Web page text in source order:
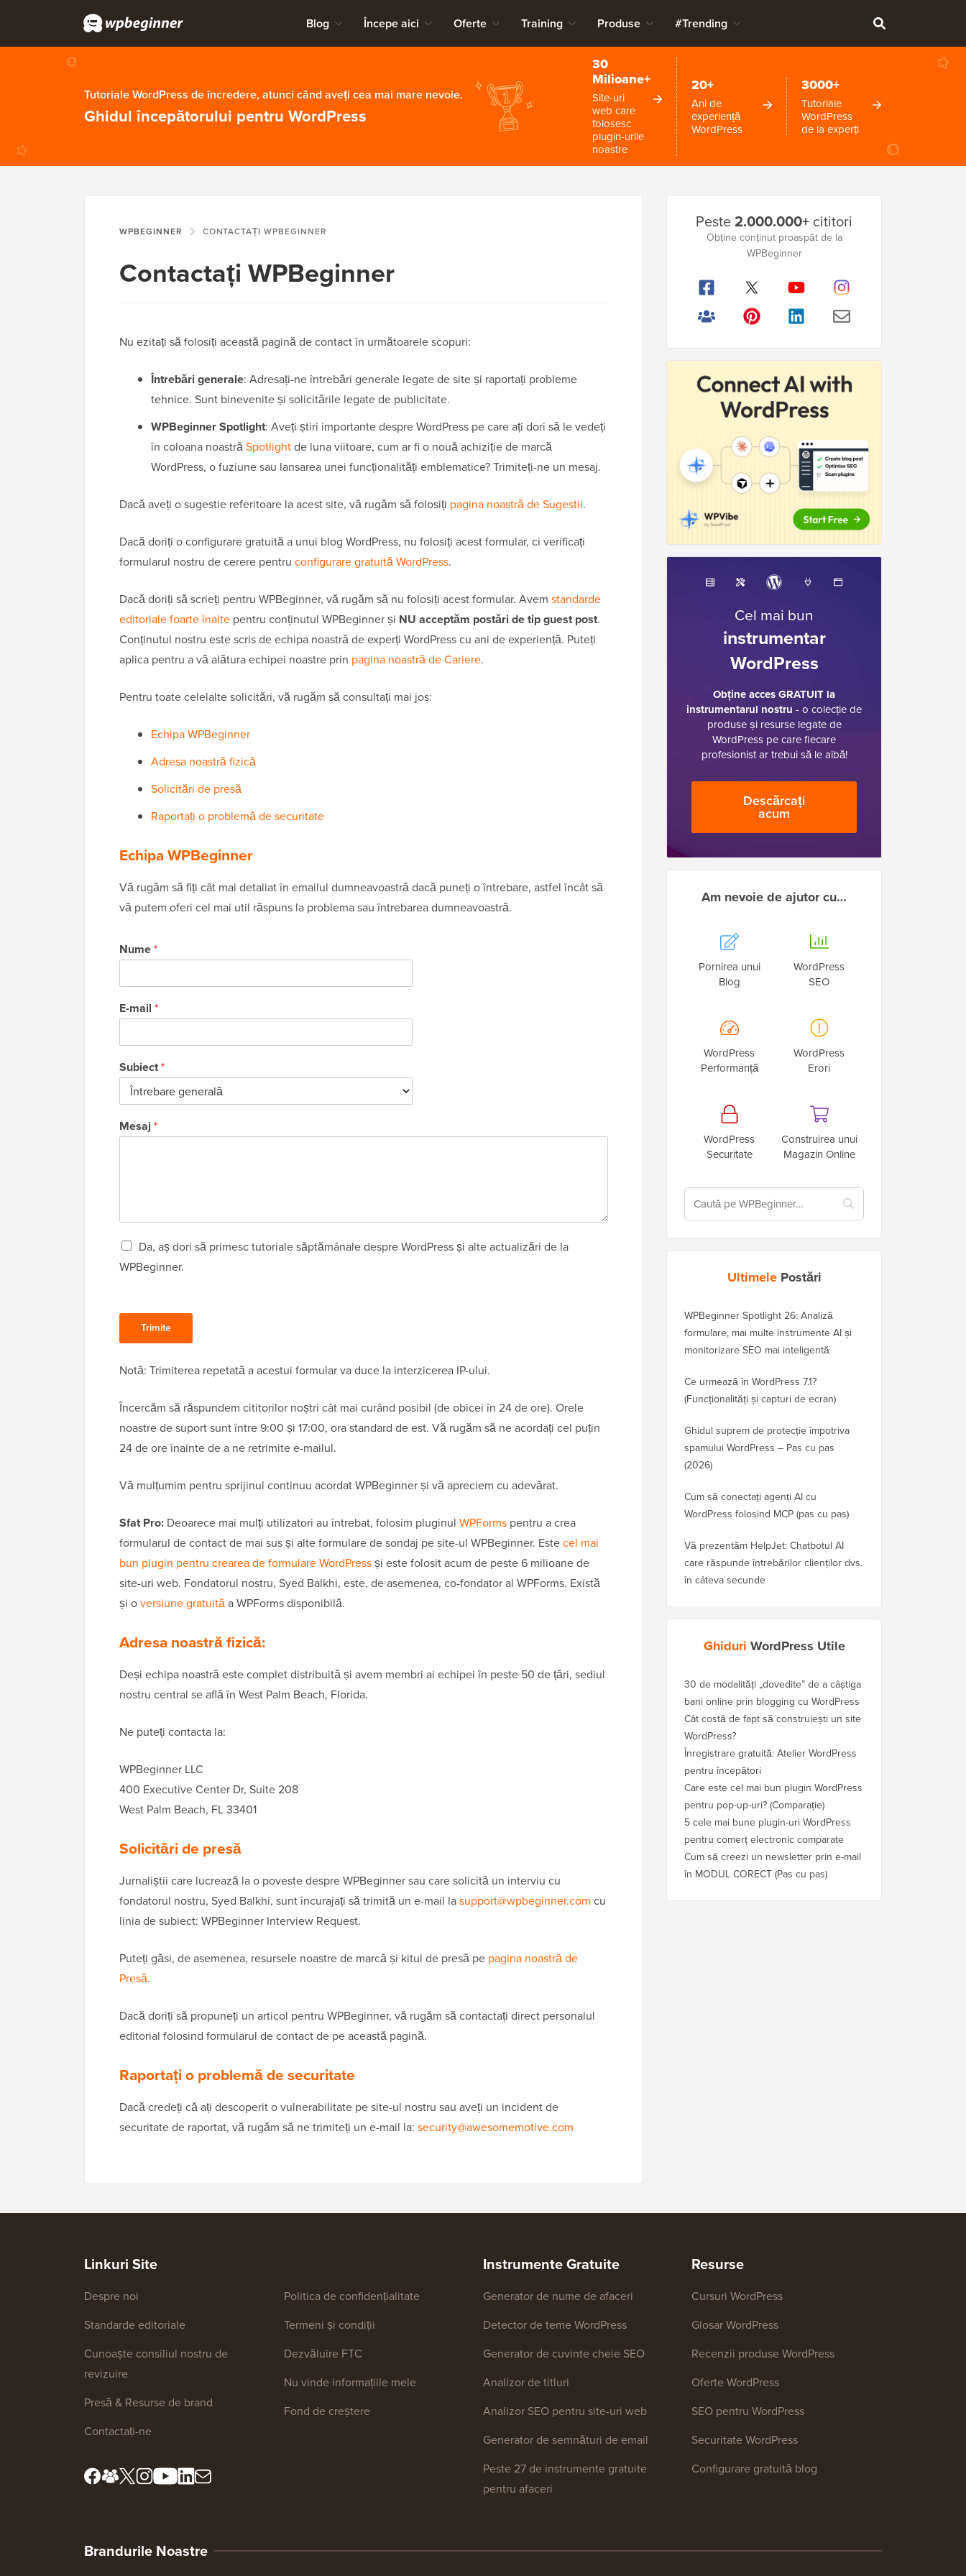
Blog Începe aici Oferte Training Produse #Trending
Tutoriale WordPress de încredere, atunci când aveți cea mai mare nevoie.
Ghidul începătorului pentru WordPress
30
Milioane+
Site-uri
web care
folosesc
plugin-urile
noastre
20+
Ani de
experiență
WordPress
3000+
Tutoriale
WordPress
de la experți
WPBEGINNER CONTACTAȚI WPBEGINNER
Contactați WPBeginner
Nu ezitați să folosiți această pagină de contact în următoarele scopuri:
Întrebări generale: Adresați-ne întrebări generale legate de site și raportați probleme
tehnice. Sunt binevenite și solicitările legate de publicitate.
WPBeginner Spotlight: Aveți știri importante despre WordPress pe care ați dori să le vedeți
în coloana noastrăSpotlightde luna viitoare, cum ar fi o nouă achiziție de marcă
WordPress, o fuziune sau lansarea unei funcționalități emblematice? Trimiteți-ne un mesaj.
Dacă aveți o sugestie referitoare la acest site, vă rugăm să folosiți pagina noastră de Sugestii.
Dacă doriți o configurare gratuită a unui blog WordPress, nu folosiți acest formular, ci verificați
formularul nostru de cerere pentru configurare gratuită WordPress.
Dacă doriți să scrieți pentru WPBeginner, vă rugăm să nu folosiți acest formular. Avem standarde
editoriale foarte înalte pentru conținutul WPBeginner și NU acceptăm postări de tip guest post.
Conținutul nostru este scris de echipa noastră de experți WordPress cu ani de experiență. Puteți
aplica pentru a vă alătura echipei noastre prin pagina noastră de Cariere.
Pentru toate celelalte solicitări, vă rugăm să consultați mai jos:
Echipa WPBeginner
Adresa noastră fizică
Solicitări de presă
Raportați o problemă de securitate
Echipa WPBeginner
Vă rugăm să fiți cât mai detaliat în emailul dumneavoastră dacă puneți o întrebare, astfel încât să
vă putem oferi cel mai util răspuns la problema sau întrebarea dumneavoastră.
Nume*
E-mail *
Subiect*
Mesaj *
C
m
r
d
b
f
a
t
Da, aș dori să primesc tutoriale săptămânale despre WordPress și alte actualizări de la
WPBeginner.
Trimite
Notă: Trimiterea repetată a acestui formular va duce la interzicerea IP-ului.
Încercăm să răspundem cititorilor noștri cât mai curând posibil (de obicei în 24 de ore). Orele
noastre de suport sunt între 9:00 și 17:00, ora standard de est. Vă rugăm să ne acordați cel puțin
24 de ore înainte de a ne retrimite e-mailul.
Vă mulțumim pentru sprijinul continuu acordat WPBeginner și vă apreciem cu adevărat.
Sfat Pro: Deoarece mai mulți utilizatori au întrebat, folosim pluginul WPForms pentru a crea
formularul de contact de mai sus și alte formulare de sondaj pe site-ul WPBeginner. Estecel mai
bun plugin pentru crearea de formulare WordPressși este folosit acum de peste 6 milioane de
site-uri web. Fondatorul nostru, Syed Balkhi, este, de asemenea, co-fondator al WPForms. Există
și oversiune gratuităa WPForms disponibilă.
Adresa noastră fizică:
Deși echipa noastră este complet distribuită și avem membri ai echipei în peste 50 de țări, sediul
nostru central se află în West Palm Beach, Florida.
Ne puteți contacta la:
WPBeginner LLC
400 Executive Center Dr, Suite 208
West Palm Beach, FL 33401
Solicitări de presă
Jurnaliștii care lucrează la o poveste despre WPBeginner sau care solicită un interviu cu
fondatorul nostru, Syed Balkhi, sunt încurajați să trimită un e-mail lasupport@wpbeginner.com cu
linia de subiect: WPBeginner Interview Request.
Puteți găsi, de asemenea, resursele noastre de marcă și kitul de presă pe pagina noastră de
Presă.
Dacă doriți să propuneți un articol pentru WPBeginner, vă rugăm să contactați direct personalul
editorial folosind formularul de contact de pe această pagină.
Raportați o problemă de securitate
Dacă credeți că ați descoperit o vulnerabilitate pe site-ul nostru sau aveți un incident de
securitate de raportat, vă rugăm să ne trimiteți un e-mail la: security@awesomemotive.com
laterală
Peste2.000.000+ cititori
Obține conținut proaspăt de la
WPBeginner
Cel mai bun
instrumentar
WordPress
Obține acces GRATUIT la
instrumentarul nostru - o colecție de
produse și resurse legate de
WordPress pe care fiecare
profesionist ar trebui să le aibă!
Descărcați
acum
Am nevoie de ajutor cu…
Pornirea unui
Blog
WordPress
SEO
WordPress
Performanță
WordPress
Erori
WordPress
Securitate
Construirea unui
Magazin Online
UltimelePostări
WPBeginner Spotlight 26: Analiză
formulare, mai multe instrumente AI și
monitorizare SEO mai inteligentă
Ce urmează în WordPress 7.1?
(Funcționalități și capturi de ecran)
Ghidul suprem de protecție împotriva
spamului WordPress – Pas cu pas
(2026)
Cum să conectați agenți AI cu
WordPress folosind MCP (pas cu pas)
Vă prezentăm HelpJet: Chatbotul AI
care răspunde întrebărilor clienților dvs.
în câteva secunde
Ghiduri WordPress Utile
30 de modalități „dovedite” de a câștiga
bani online prin blogging cu WordPress
Cât costă de fapt să construiești un site
WordPress?
Înregistrare gratuită: Atelier WordPress
pentru începători
Care este cel mai bun plugin WordPress
pentru pop-up-uri? (Comparație)
5 cele mai bune plugin-uri WordPress
pentru comerț electronic comparate
Cum să creezi un newsletter prin e-mail
în MODUL CORECT (Pas cu pas)
Linkuri Site
Despre noi
Standarde editoriale
Cunoaște consiliul nostru de
revizuire
Presă & Resurse de brand
Contactați-ne
Politica de confidențialitate
Termeni și condiții
Dezvăluire FTC
Nu vinde informațiile mele
Fond de creștere
Instrumente Gratuite
Generator de nume de afaceri
Detector de teme WordPress
Generator de cuvinte cheie SEO
Analizor de titluri
Analizor SEO pentru site-uri web
Generator de semnături de email
Peste 27 de instrumente gratuite
pentru afaceri
Resurse
Cursuri WordPress
Glosar WordPress
Recenzii produse WordPress
Oferte WordPress
SEO pentru WordPress
Securitate WordPress
Configurare gratuită blog
Brandurile Noastre